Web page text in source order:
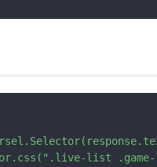
list